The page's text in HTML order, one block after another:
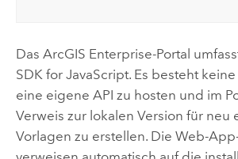
Das ArcGIS Enterprise-Portal
SDK for JavaScript. Es besteht
eine eigene API zu hosten und im
Verweis zur lokalen Version für neu
Vorlagen zu erstellen. Die Web-